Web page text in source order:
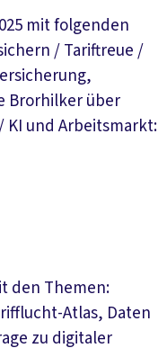
mit folgenden
/ Tariftreue /
Brorhilker über
KI und Arbeitsmarkt:
den Themen:
Atlas, Daten
zu digitaler